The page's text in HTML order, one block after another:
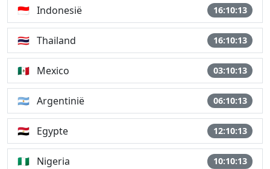
🇮🇩 Indonesië 16:10:13
🇹🇭 Thailand 16:10:13
🇲🇽 Mexico 03:10:13
🇦🇷 Argentinië 06:10:13
🇪🇬 Egypte 12:10:13
🇳🇬 Nigeria 10:10:13